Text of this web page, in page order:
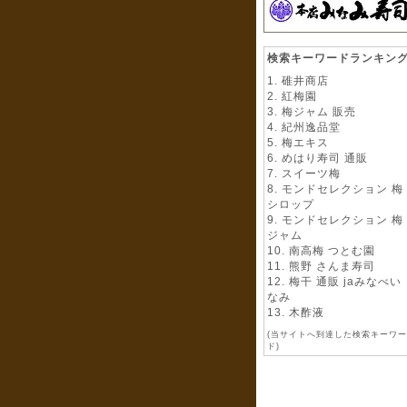
検索キーワードランキン
碓井商店
紅梅園
梅ジャム 販売
紀州逸品堂
梅エキス
めはり寿司 通販
スイーツ梅
モンドセレクション 梅
シロップ
モンドセレクション 梅
ジャム
南高梅 つとむ園
熊野 さんま寿司
梅干 通販 jaみなべい
なみ
木酢液
(当サイトへ到達した検索キーワー
ド)